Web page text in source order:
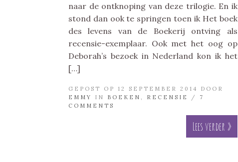
naar de ontknoping van deze trilogie. En ik
stond dan ook te springen toen ik Het boek
des levens van de Boekerij ontving als
recensie-exemplaar. Ook met het oog op
Deborah’s bezoek in Nederland kon ik het
[…]
GEPOST OP 12 SEPTEMBER 2014 DOOR
EMMY
IN BOEKEN , RECENSIE / 7
COMMENTS
Lees verder »